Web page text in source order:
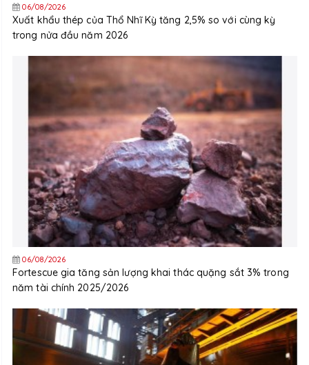
06/08/2026
Xuất khẩu thép của Thổ Nhĩ Kỳ tăng 2,5% so với cùng kỳ
trong nửa đầu năm 2026
06/08/2026
Fortescue gia tăng sản lượng khai thác quặng sắt 3% trong
năm tài chính 2025/2026